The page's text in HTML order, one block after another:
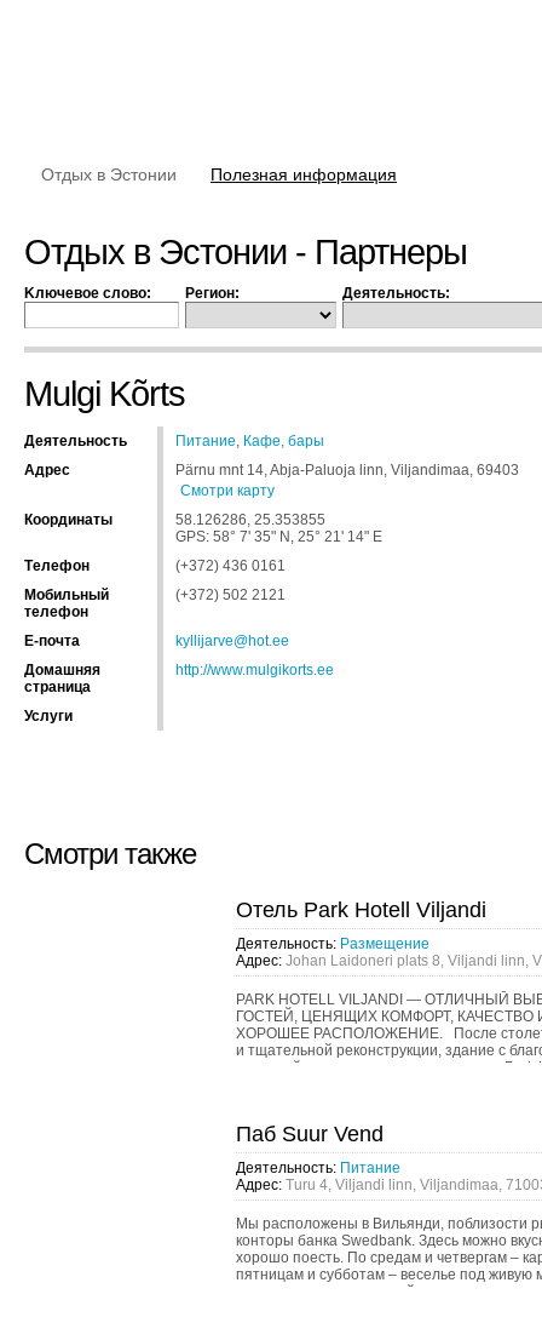
Отдых в Эстонии Полезная информация
Отдых в Эстонии - Партнеры
Kлючевое слово: Регион: Деятельность:
Mulgi Kõrts
Деятельность Питание, Кафе, бары
Адрес
Pärnu mnt 14, Abja-Paluoja linn, Viljandimaa, 69403
Смотри карту
Координаты
58.126286, 25.353855
GPS: 58° 7' 35" N, 25° 21' 14" E
Tелефон
(+372) 436 0161
Мобильный
телефон
(+372) 502 2121
Е-почта
kyllijarve@hot.ee
Домашняя
страница
http://www.mulgikorts.ee
Услуги
Смотри также
Отель Park Hotell Viljandi
Деятельность: Размещение
Адрес: Johan Laidoneri plats 8, Viljandi linn,
PARK HOTELL VILJANDI — ОТЛИЧНЫЙ
ГОСТЕЙ, ЦЕНЯЩИХ КОМФОРТ, КАЧЕСТВО
ХОРОШЕЕ РАСПОЛОЖЕНИЕ. После
и тщательной реконструкции, здание с
историей открылось в качестве отеля. Park
Паб Suur Vend
Деятельность: Питание
Адрес: Turu 4, Viljandi linn, Viljandimaa,
Мы расположены в Вильянди, поблизости
конторы банка Swedbank. Здесь можно
хорошо поесть. По средам и четвергам –
пятницам и субботам – веселье под живую
распоряжении маленькой компании –